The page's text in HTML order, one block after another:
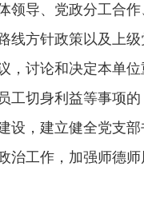
领导、党政分工合
方针政策以及上级
讨论和决定本单位
工切身利益等事项
，建立健全党支部
工作，加强师德师